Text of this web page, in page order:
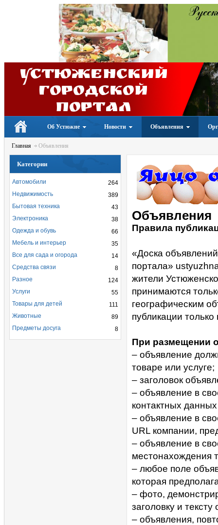
Устюженский
Городской
портал
Об Устюжне Новости Объявления
Главная Объявления
Объявления
Правила
«Доска
портала»
жители
принимаются
географическим
публикации
При размещении
– объявление
товаре или услуге;
– заголовок
– объявление в
контактных
– объявление в
URL компании,
– объявление в
местонахождения
– любое поле
которая
– фото,
заголовку и
– объявления,
Категории
264
Автомобили
389
Недвижимость
43
Бытовая техника
38
Электроника
66
Одежда и обувь
35
Мебель и интерьер
14
Все для сада и огорода
8
Средства связи
124
Разное
55
Услуги
111
Товары для детей
89
Животные
8
Предметы досуга